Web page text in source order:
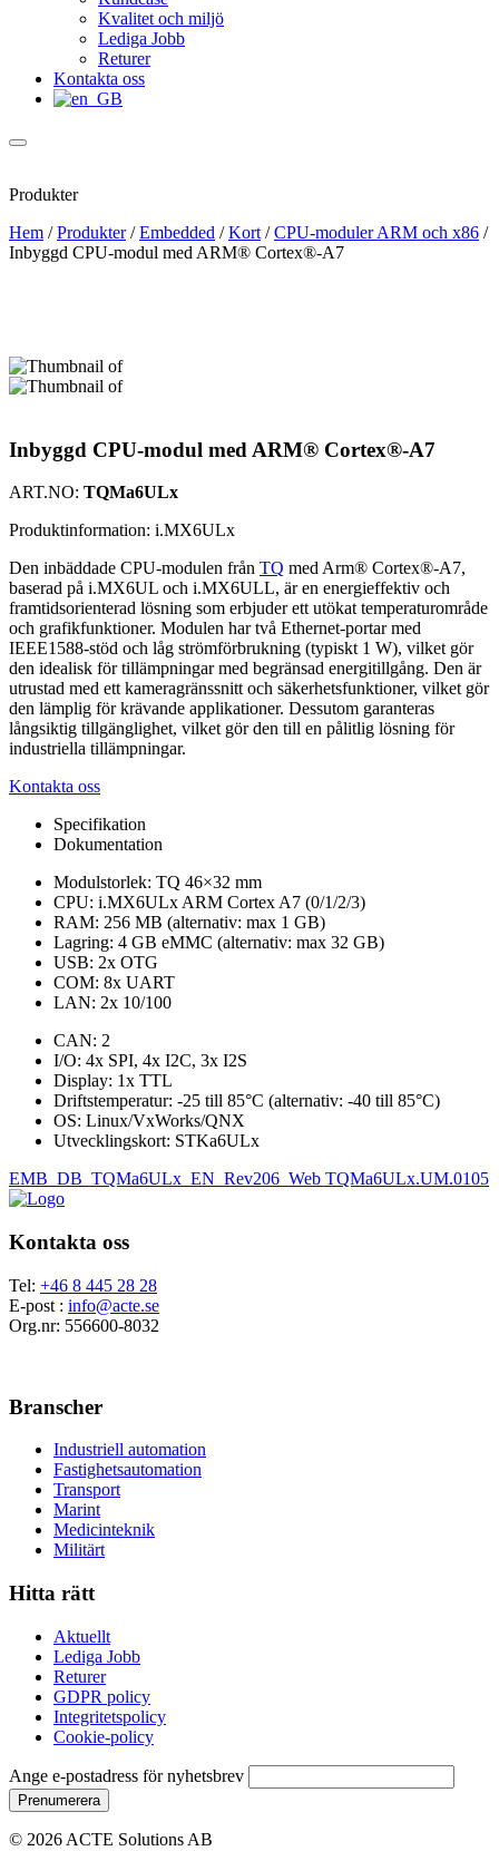
Kvalitet och miljö
Lediga Jobb
Returer
Kontakta oss
Produkter
Hem /Produkter/Embedded /Kort /CPU-moduler ARM och x86 /
Inbyggd CPU-modul med ARM® Cortex®-A7
Inbyggd CPU-modul med ARM® Cortex®-A7
ART.NO: TQMa6ULx
Produktinformation: i.MX6ULx
Den inbäddade CPU-modulen från TQ med Arm® Cortex®-A7,
baserad på i.MX6UL och i.MX6ULL, är en energieffektiv och
framtidsorienterad lösning som erbjuder ett utökat temperaturområde
och grafikfunktioner. Modulen har två Ethernet-portar med
IEEE1588-stöd och låg strömförbrukning (typiskt 1 W), vilket gör
den idealisk för tillämpningar med begränsad energitillgång. Den är
utrustad med ett kameragränssnitt och säkerhetsfunktioner, vilket gör
den lämplig för krävande applikationer. Dessutom garanteras
långsiktig tillgänglighet, vilket gör den till en pålitlig lösning för
industriella tillämpningar.
Kontakta oss
Specifikation
Dokumentation
Modulstorlek: TQ 46×32 mm
CPU: i.MX6ULx ARM Cortex A7 (0/1/2/3)
RAM: 256 MB (alternativ: max 1 GB)
Lagring: 4 GB eMMC (alternativ: max 32 GB)
USB: 2x OTG
COM: 8x UART
LAN: 2x 10/100
CAN: 2
I/O: 4x SPI, 4x I2C, 3x I2S
Display: 1x TTL
Driftstemperatur: -25 till 85°C (alternativ: -40 till 85°C)
OS: Linux/VxWorks/QNX
Utvecklingskort: STKa6ULx
EMB_DB_TQMa6ULx_EN_Rev206_Web TQMa6ULx.UM.0105
Kontakta oss
Tel: +46 8 445 28 28
E-post : info@acte.se
Org.nr: 556600-8032
Branscher
Industriell automation
Fastighetsautomation
Transport
Marint
Medicinteknik
Militärt
Hitta rätt
Aktuellt
Lediga Jobb
Returer
GDPR policy
Integritetspolicy
Cookie-policy
Ange e-postadress för nyhetsbrev
© 2026 ACTE Solutions AB